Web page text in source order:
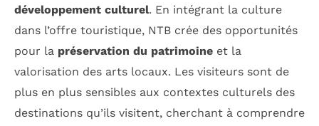
développement culturel. En intégrant la culture
dans l’offre touristique, NTB crée des opportunités
pour la préservation du patrimoine et la
valorisation des arts locaux. Les visiteurs sont de
plus en plus sensibles aux contextes culturels des
destinations qu’ils visitent, cherchant à comprendre